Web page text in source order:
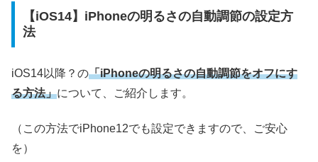
【iOS14】iPhoneの明るさの自動調節の設定方
法
iOS14以降？の「iPhoneの明るさの自動調節をオフにす
る方法」について、ご紹介します。
（この方法でiPhone12でも設定できますので、ご安心
を）